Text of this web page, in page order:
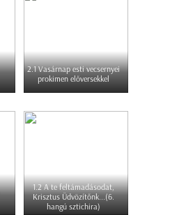
2.1 Vasárnap esti vecsernyei
prokimen előversekkel
1.2 A te feltámadásodat,
Krisztus Üdvözítőnk...(6.
hangú sztichira)